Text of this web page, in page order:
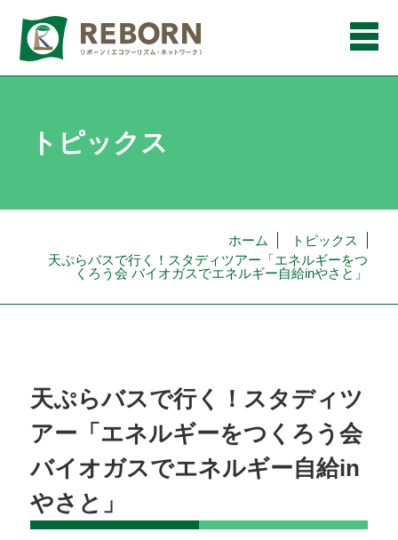
メ
トピックス
ホーム
トピックス
天ぷらバスで行く！スタディツアー「エネルギーをつ
くろう会 バイオガスでエネルギー自給inやさと」
天ぷらバスで行く！スタディツ
アー「エネルギーをつくろう会
バイオガスでエネルギー自給in
やさと」